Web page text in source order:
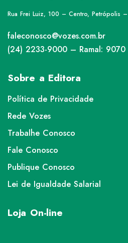
Rua Frei Luiz, 100 – Centro, Petrópolis
faleconosco@vozes.com.br
(24) 2233-9000 – Ramal: 9070
Sobre a Editora
Política de Privacidade
Rede Vozes
Trabalhe Conosco
Fale Conosco
Publique Conosco
Lei de Igualdade Salarial
Loja On-line